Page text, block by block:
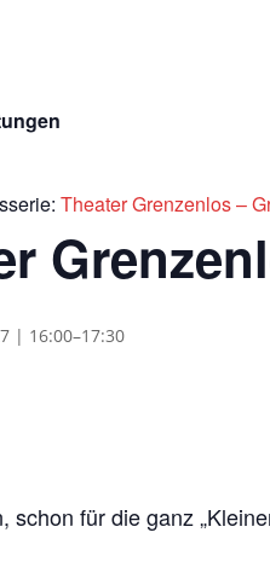
Theater Grenzenlos –
| 16:00–17:30
schon für die ganz